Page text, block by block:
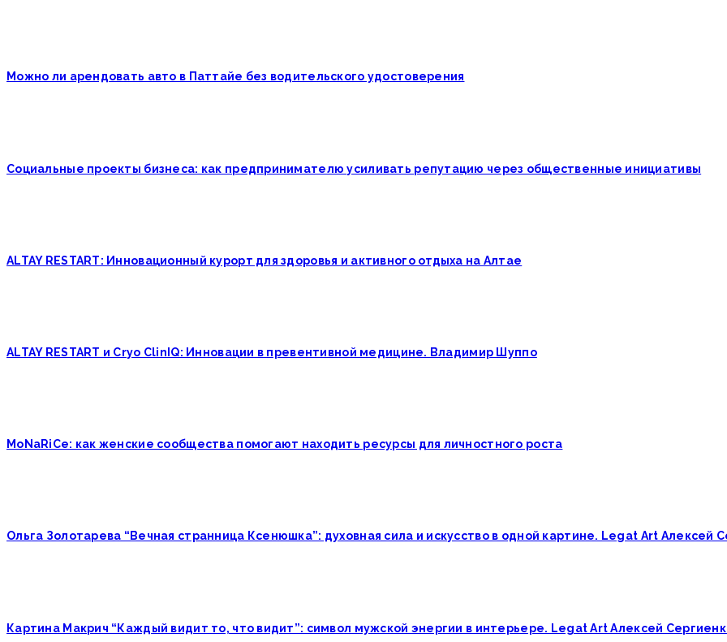
Можно ли арендовать авто в Паттайе без водительского удостоверения
Социальные проекты бизнеса: как предпринимателю усиливать репутацию через общественные инициативы
ALTAY RESTART: Инновационный курорт для здоровья и активного отдыха на Алтае
ALTAY RESTART и Cryo ClinIQ: Инновации в превентивной медицине. Владимир Шуппо
MoNaRiCe: как женские сообщества помогают находить ресурсы для личностного роста
Ольга Золотарева “Вечная странница Ксенюшка”: духовная сила и искусство в одной картине. Legat Art Алексей
Картина Макрич “Каждый видит то, что видит”: символ мужской энергии в интерьере. Legat Art Алексей